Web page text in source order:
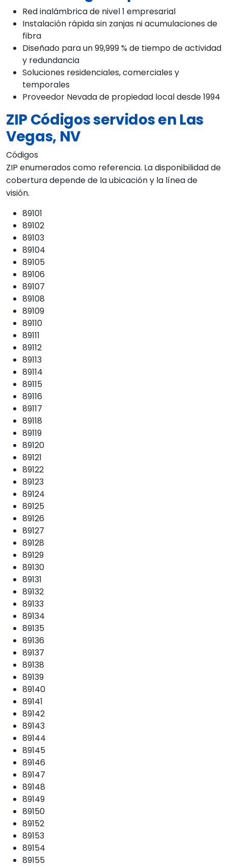
Red inalámbrica de nivel 1 empresarial
Instalación rápida sin zanjas ni acumulaciones de
fibra
Diseñado para un 99,999 % de tiempo de actividad
y redundancia
Soluciones residenciales, comerciales y
temporales
Proveedor Nevada de propiedad local desde 1994
ZIP Códigos servidos en Las
Vegas, NV
Códigos
ZIP enumerados como referencia. La disponibilidad de
cobertura depende de la ubicación y la línea de
visión.
89101
89102
89103
89104
89105
89106
89107
89108
89109
89110
89111
89112
89113
89114
89115
89116
89117
89118
89119
89120
89121
89122
89123
89124
89125
89126
89127
89128
89129
89130
89131
89132
89133
89134
89135
89136
89137
89138
89139
89140
89141
89142
89143
89144
89145
89146
89147
89148
89149
89150
89152
89153
89154
89155